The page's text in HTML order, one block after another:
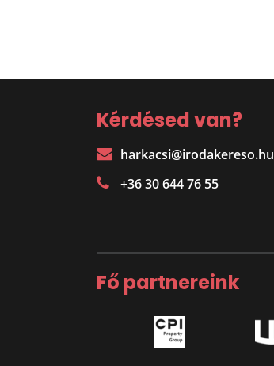
Kérdésed van?
harkacsi@irodakereso.hu
+36 30 644 76 55
Fő partnereink